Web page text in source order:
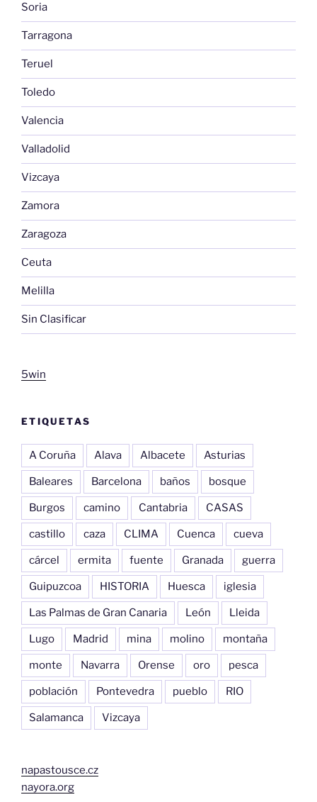
Soria
Tarragona
Teruel
Toledo
Valencia
Valladolid
Vizcaya
Zamora
Zaragoza
Ceuta
Melilla
Sin Clasificar
5win
ETIQUETAS
A Coruña Alava Albacete Asturias
Baleares Barcelona baños bosque
Burgos camino Cantabria CASAS
castillo caza CLIMA Cuenca cueva
cárcel ermita fuente Granada guerra
Guipuzcoa HISTORIA Huesca iglesia
Las Palmas de Gran Canaria León Lleida
Lugo Madrid mina molino montaña
monte Navarra Orense oro pesca
población Pontevedra pueblo RIO
Salamanca Vizcaya
napastousce.cz
nayora.org